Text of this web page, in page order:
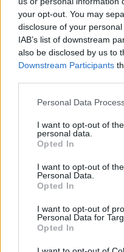
your opt-out. You may
disclosure of your
IAB’s list of downstream
also be disclosed by us to
Downstream Participants
Please note that this
not limited to your visit or
grant or deny consent to
use your data for below
consent section.
Personal Data
I want to opt-out of
personal data.
Opted In
I want to opt-out of
Personal Data.
Opted In
I want to opt-out of
Personal Data for
Opted In
Beérett az őszi
tánczenék